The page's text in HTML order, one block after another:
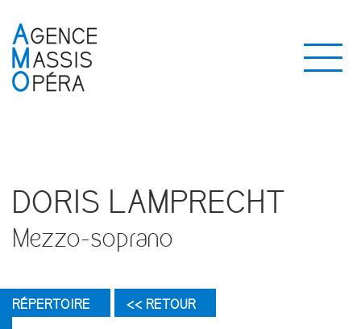
DORIS LAMPRECHT
Mezzo-soprano
RÉPERTOIRE << RETOUR